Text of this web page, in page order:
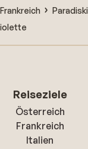
Frankreich Paradiski
Reiseziele
Österreich
Frankreich
Italien